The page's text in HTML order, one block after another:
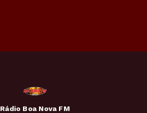
Rádio Boa Nova FM